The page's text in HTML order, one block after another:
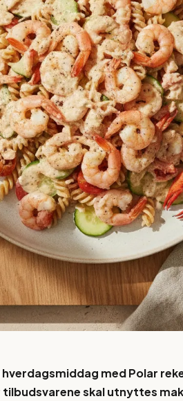
med Polar
skal utnyttes